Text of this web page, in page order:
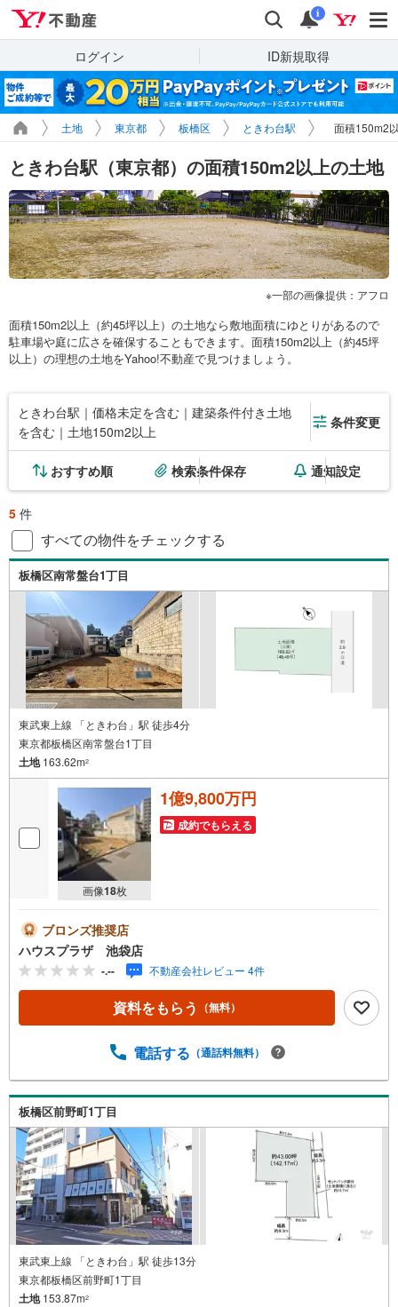
検索 通知
i
ログイン ID新規取得
土地 東京都 板橋区 ときわ台駅 面積150m2
ときわ台駅（東京都）の面積150m2以上の土地
一部の画像提供：アフロ
面積150m2以上（約45坪以上）の土地なら敷地面積にゆとりがあるので
駐車場や庭に広さを確保することもできます。面積150m2以上（約45坪
以上）の理想の土地をYahoo!不動産で見つけましょう。
ときわ台駅｜価格未定を含む｜建築条件付き土地
を含む｜土地150m2以上
条件変更
おすすめ順 検索条件保存 通知設定
5 件
すべての物件をチェックする
板橋区南常盤台1丁目
東武東上線 「ときわ台」駅 徒歩4分
東京都板橋区南常盤台1丁目
土地163.62m2
画像18枚
1億9,800万円
成約でもらえる
ブロンズ推奨店
ハウスプラザ 池袋店
-.-- 不動産会社レビュー 4件
資料をもらう （無料）
電話する （通話料無料）
板橋区前野町1丁目
東武東上線 「ときわ台」駅 徒歩13分
東京都板橋区前野町1丁目
土地153.87m2